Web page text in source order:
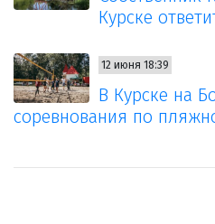
Курске
12 июня 18:39
В Курске на
соревнования по